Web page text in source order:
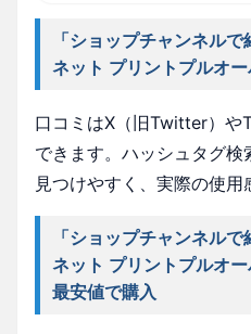
「ショップチャンネル
ネット プリントプルオ
口コミはX（旧Twitter）や
できます。ハッシュタグ
見つけやすく、実際の使用
「ショップチャンネル
ネット プリントプルオ
最安値で購入